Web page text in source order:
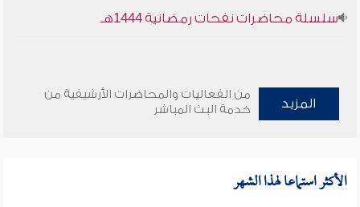
سلسلة محاضرات نفحات رمضانية 1444هـ
المزيد
من الفعاليات والمحاضرات الأرشيفية من
خدمة البث المباشر
الأكثر استماعا لهذا الشهر